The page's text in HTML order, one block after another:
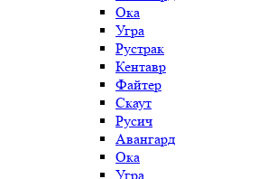
Ока
Угра
Рустрак
Кентавр
Файтер
Скаут
Русич
Авангард
Ока
Угра